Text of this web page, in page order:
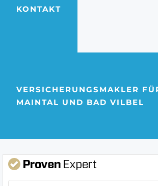
KONTAKT
VERSICHERUNGSMAKLER
MAINTAL UND BAD VILBEL